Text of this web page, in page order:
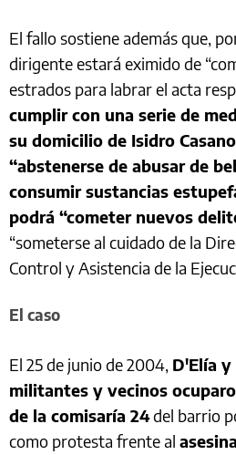
El fallo sostiene además que,
dirigente estará eximido de
estrados para labrar el acta
cumplir con una serie de
su domicilio de Isidro
“abstenerse de abusar de
consumir sustancias
podrá “cometer nuevos
“someterse al cuidado de la
Control y Asistencia de la
El caso
El 25 de junio de 2004, D'Elía
militantes y vecinos
de la comisaría 24del barrio
como protesta frente al